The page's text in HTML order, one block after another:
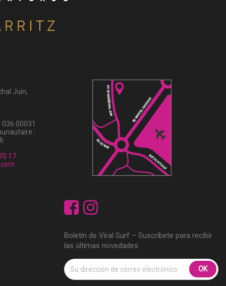
Juin,
036 00031
:
17
Facebook
Boletín de Viral Surf – Suscríbete para recibir
las últimas novedades